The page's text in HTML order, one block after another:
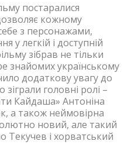
постаралися
кожному
з персонажами,
у легкій і доступній
зібрав не тільки
знайомих українському
додаткову увагу до
головні ролі –
Кайдаша» Антоніна
а також неймовірна
новий, але такий
Текучев і хорватський